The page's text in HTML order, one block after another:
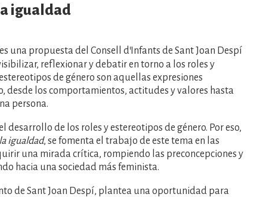
igualdad
una propuesta del Consell d'Infants de Sant Joan Despí
reflexionar y debatir en torno a los roles y
de género son aquellas expresiones
desde los comportamientos, actitudes y valores hasta
persona.
desarrollo de los roles y estereotipos de género. Por eso,
igualdad, se fomenta el trabajo de este tema en las
una mirada crítica, rompiendo las preconcepciones y
hacia una sociedad más feminista.
de Sant Joan Despí, plantea una oportunidad para